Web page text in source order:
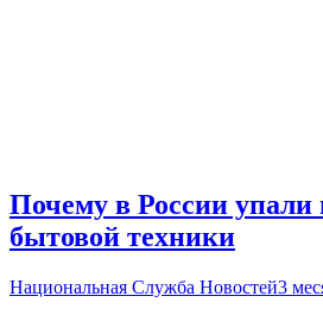
Почему в России упали
бытовой техники
Национальная Служба Новостей3